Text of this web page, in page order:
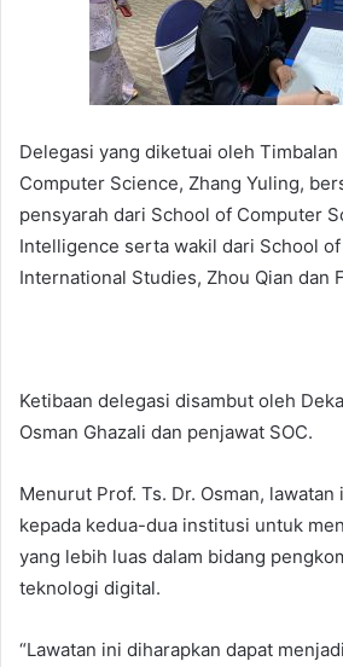
Delegasi yang diketuai oleh
Computer Science, Zhang Yuling,
pensyarah dari School of Computer
Intelligence serta wakil dari School
International Studies, Zhou Qian dan
Ketibaan delegasi disambut oleh
Osman Ghazali dan penjawat SOC.
Menurut Prof. Ts. Dr. Osman,
kepada kedua-dua institusi untuk
yang lebih luas dalam bidang
teknologi digital.
“Lawatan ini diharapkan dapat